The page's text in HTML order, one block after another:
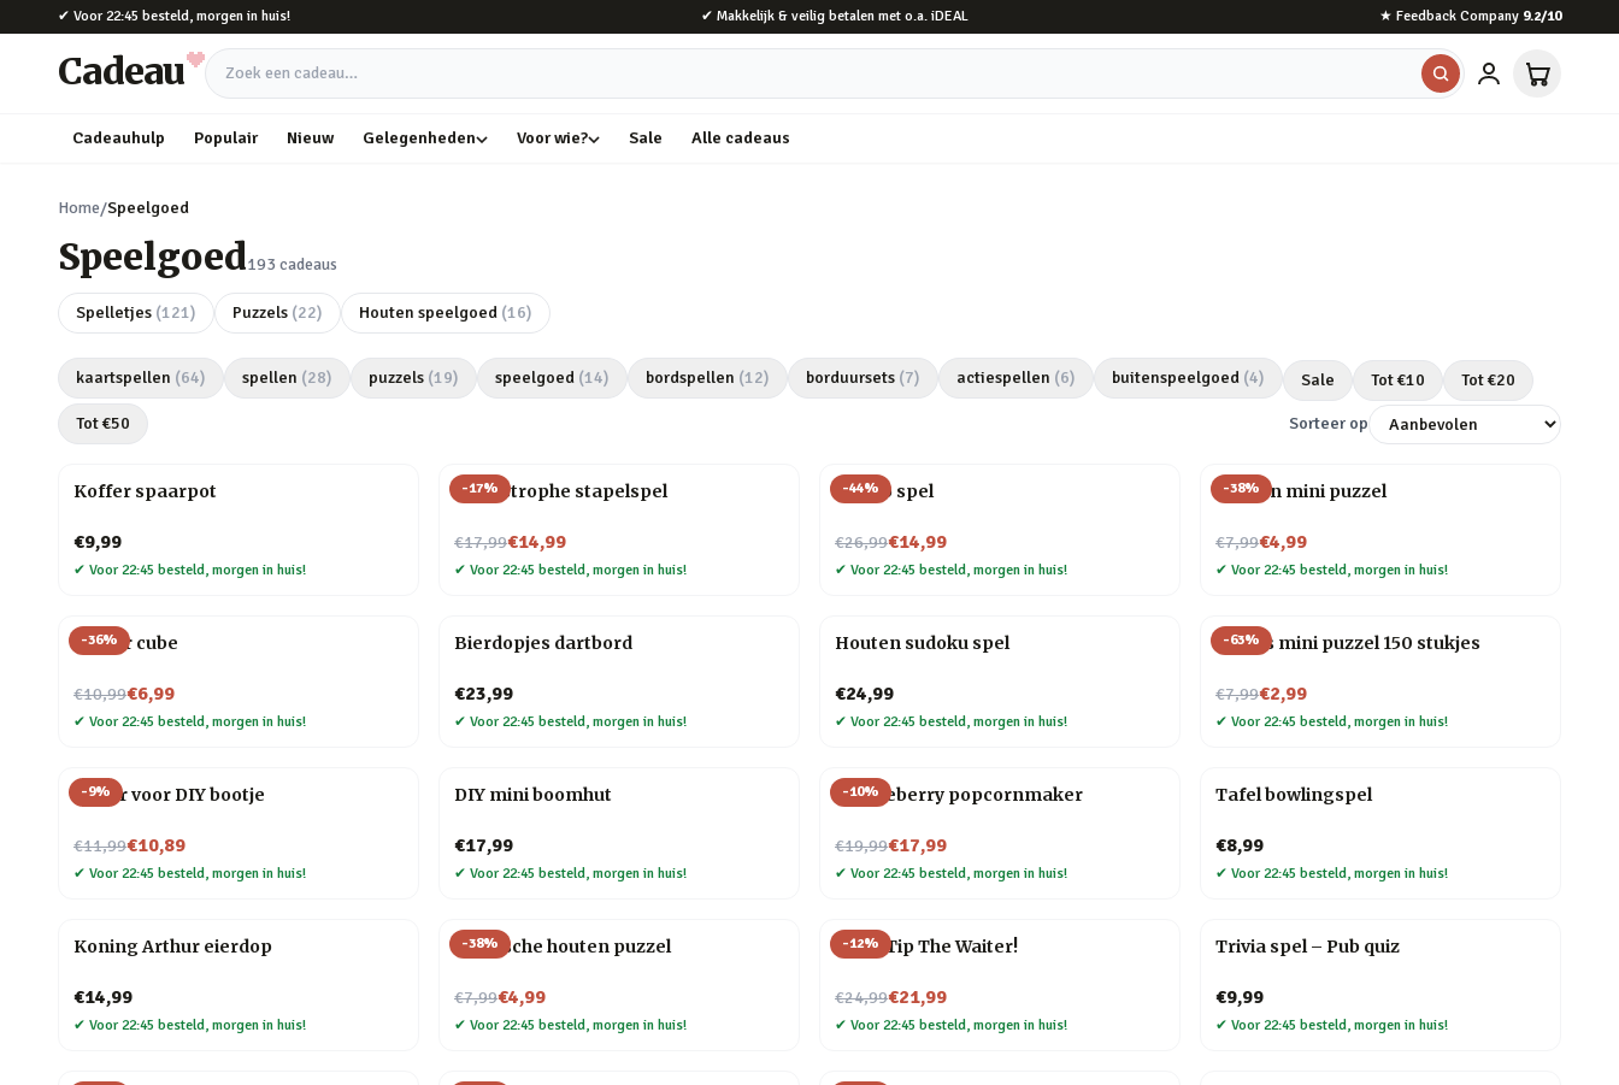
Naar hoofdinhoud
✔ Voor 22:45 besteld, morgen in huis! ✔ Makkelijk & veilig betalen met o.a. iDEAL ★ Feedback Company 9.2/10
Cadeau Zoek een cadeau
Cadeauhulp Populair Nieuw Gelegenheden Voor wie? Sale Alle cadeaus
Home/Speelgoed
Speelgoed193 cadeaus
Spelletjes (121) Puzzels (22) Houten speelgoed (16)
kaartspellen (64) spellen (28) puzzels (19) speelgoed (14) bordspellen (12) borduursets (7) actiespellen (6) buitenspeelgoed (4) Sale Tot €10 Tot €20
Tot €50 Sorteer op
Koffer spaarpot
€9,99
✔ Voor 22:45 besteld, morgen in huis!
-17%
Cat-astrophe stapelspel
€17,99
Nu voor€14,99
✔ Voor 22:45 besteld, morgen in huis!
-44%
Blingo spel
€26,99
Nu voor€14,99
✔ Voor 22:45 besteld, morgen in huis!
-38%
Houten mini puzzel
€7,99
Nu voor€4,99
✔ Voor 22:45 besteld, morgen in huis!
-36%
Finger cube
€10,99
Nu voor€6,99
✔ Voor 22:45 besteld, morgen in huis!
Bierdopjes dartbord
€23,99
✔ Voor 22:45 besteld, morgen in huis!
Houten sudoku spel
€24,99
✔ Voor 22:45 besteld, morgen in huis!
-63%
Vogels mini puzzel 150 stukjes
€7,99
Nu voor€2,99
✔ Voor 22:45 besteld, morgen in huis!
-9%
Motor voor DIY bootje
€11,99
Nu voor€10,89
✔ Voor 22:45 besteld, morgen in huis!
DIY mini boomhut
€17,99
✔ Voor 22:45 besteld, morgen in huis!
-10%
Huckleberry popcornmaker
€19,99
Nu voor€17,99
✔ Voor 22:45 besteld, morgen in huis!
Tafel bowlingspel
€8,99
✔ Voor 22:45 besteld, morgen in huis!
Koning Arthur eierdop
€14,99
✔ Voor 22:45 besteld, morgen in huis!
-38%
Elastische houten puzzel
€7,99
Nu voor€4,99
✔ Voor 22:45 besteld, morgen in huis!
-12%
Don’t Tip The Waiter!
€24,99
Nu voor€21,99
✔ Voor 22:45 besteld, morgen in huis!
Trivia spel – Pub quiz
€9,99
✔ Voor 22:45 besteld, morgen in huis!